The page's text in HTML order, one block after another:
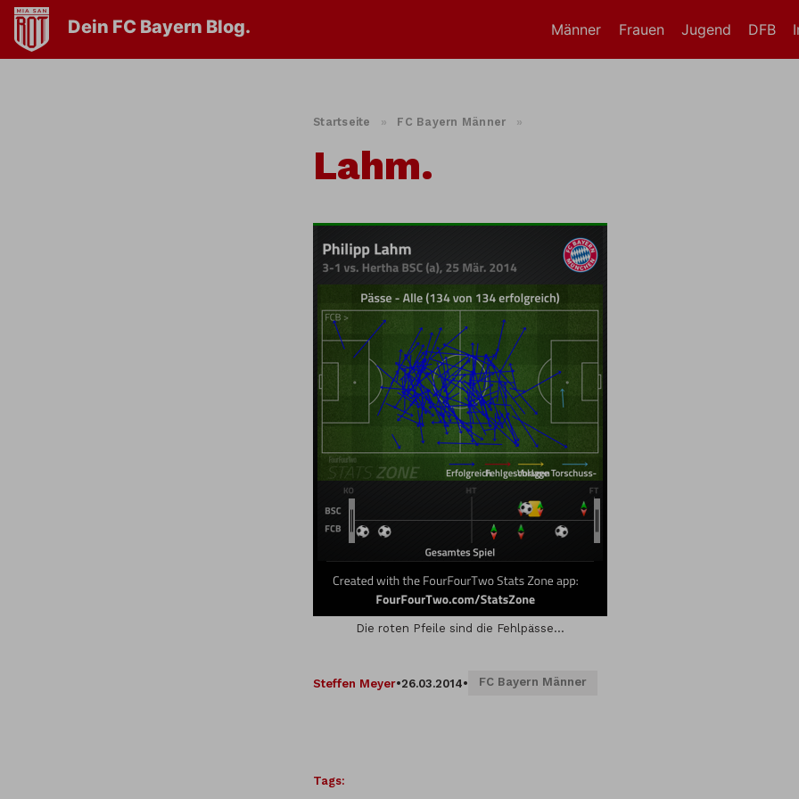
Dein FC Bayern Blog. Männer Frauen Jugend DFB
Startseite » FC Bayern Männer »
Lahm.
Die roten Pfeile sind die Fehlpässe…
Steffen Meyer•26.03.2014• FC Bayern Männer
Tags: